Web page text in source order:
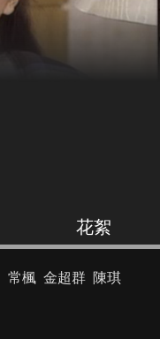
花絮
常楓 金超群 陳琪